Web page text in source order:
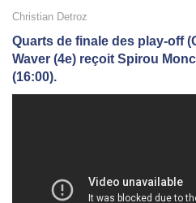
Christian Detroz
Quarts de finale des play-off
Waver (4e) reçoit Spirou
(16:00).